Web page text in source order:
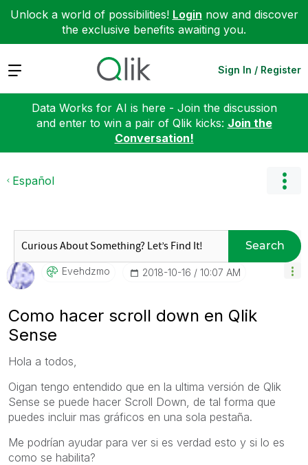
Unlock a world of possibilities! Login now and discover
the exclusive benefits awaiting you.
Expand Sign In / Register
Data Works for AI is here - Join the discussion
and enter to win a pair of Qlik kicks: Join the
Conversation!
Español
Search
Evehdzmo ‎2018-10-16 10:07 AM
Como hacer scroll down en Qlik
Sense
Hola a todos,
Oigan tengo entendido que en la ultima versión de Qlik
Sense se puede hacer Scroll Down, de tal forma que
puedes incluir mas gráficos en una sola pestaña.
Me podrían ayudar para ver si es verdad esto y si lo es
como se habilita?